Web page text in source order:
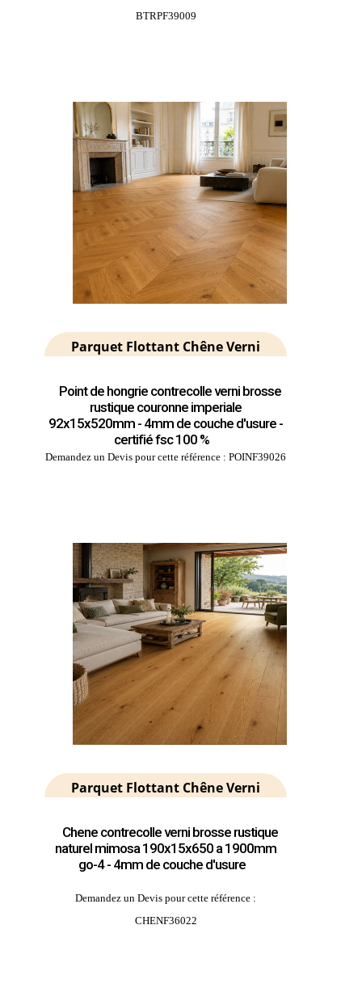
BTRPF39009
Parquet Flottant Chêne Verni
Point de hongrie contrecolle verni brosse
rustique couronne imperiale
92x15x520mm - 4mm de couche d'usure -
certifié fsc 100 %
Demandez un Devis pour cette référence : POINF39026
Parquet Flottant Chêne Verni
Chene contrecolle verni brosse rustique
naturel mimosa 190x15x650 a 1900mm
go-4 - 4mm de couche d'usure
Demandez un Devis pour cette référence :
CHENF36022